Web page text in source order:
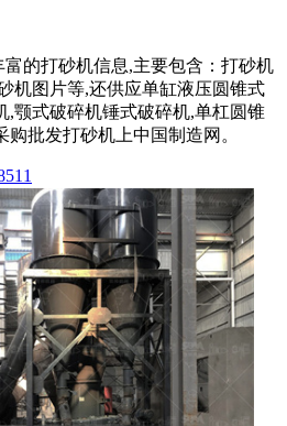
的打砂机信息,主要包含：打砂机
机图片等,还供应单缸液压圆锥式
,颚式破碎机锤式破碎机,单杠圆锥
批发打砂机上中国制造网。